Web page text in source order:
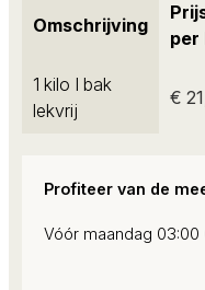
Omschrijving
per
1 kilo I bak
lekvrij
€
Profiteer van de
Vóór maandag